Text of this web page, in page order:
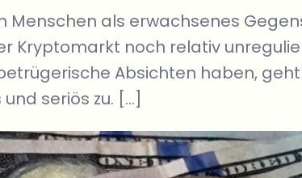
als erwachsenes
Kryptomarkt noch relativ
Absichten haben,
seriös zu. […]